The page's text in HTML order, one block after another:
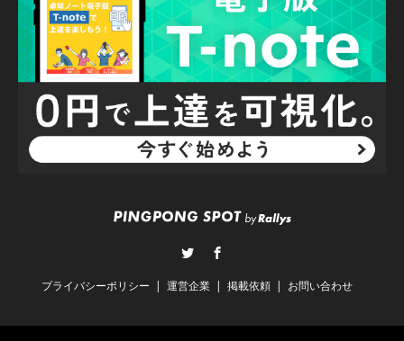
プライバシーポリシー 運営企業 掲載依頼 お問い合わせ